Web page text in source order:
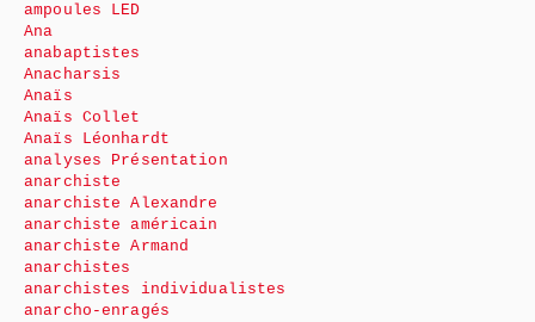
ampoules LED
Ana
anabaptistes
Anacharsis
Anaïs
Anaïs Collet
Anaïs Léonhardt
analyses Présentation
anarchiste
anarchiste Alexandre
anarchiste américain
anarchiste Armand
anarchistes
anarchistes individualistes
anarcho-enragés